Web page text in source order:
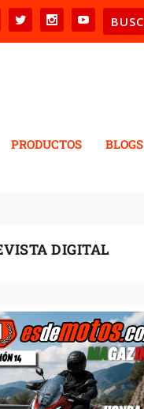
PRODUCTOS BLOGS
DIGITAL